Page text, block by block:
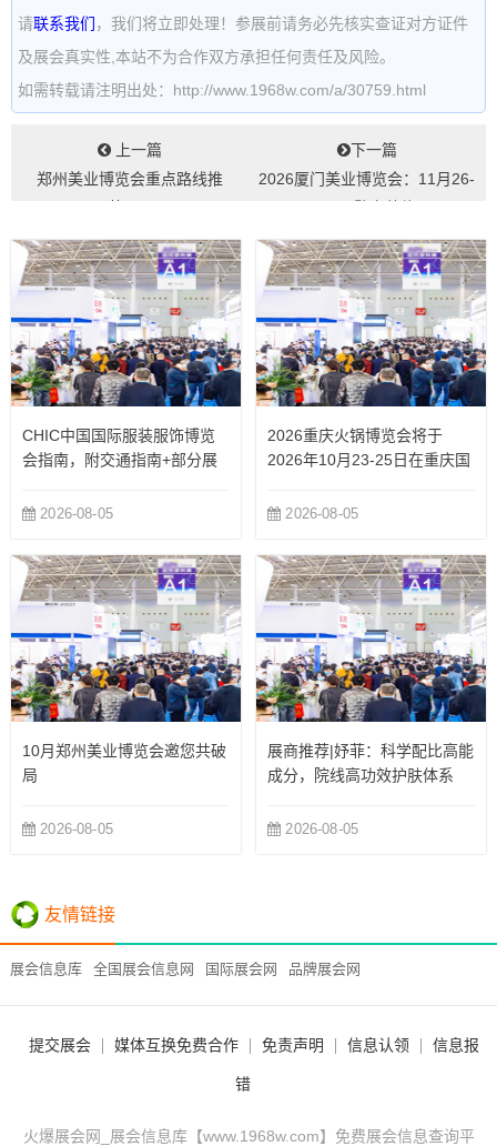
请联系我们 ，我们将立即处理！参展前请务必先核实查证对方证件
及展会真实性,本站不为合作双方承担任何责任及风险。
如需转载请注明出处：http://www.1968w.com/a/30759.html
上一篇
郑州美业博览会重点路线推
下一篇
2026厦门美业博览会：11月26-
CHIC中国国际服装服饰博览
会指南，附交通指南+部分展
2026-08-05
2026重庆火锅博览会将于
2026年10月23-25日在重庆国
2026-08-05
10月郑州美业博览会邀您共破
局
2026-08-05
展商推荐|妤菲：科学配比高能
成分，院线高功效护肤体系
2026-08-05
友情链接
展会信息库 全国展会信息网 国际展会网 品牌展会网
提交展会 媒体互换免费合作 免责声明 信息认领 信息报
错
火爆展会网_展会信息库【www.1968w.com】免费展会信息查询平